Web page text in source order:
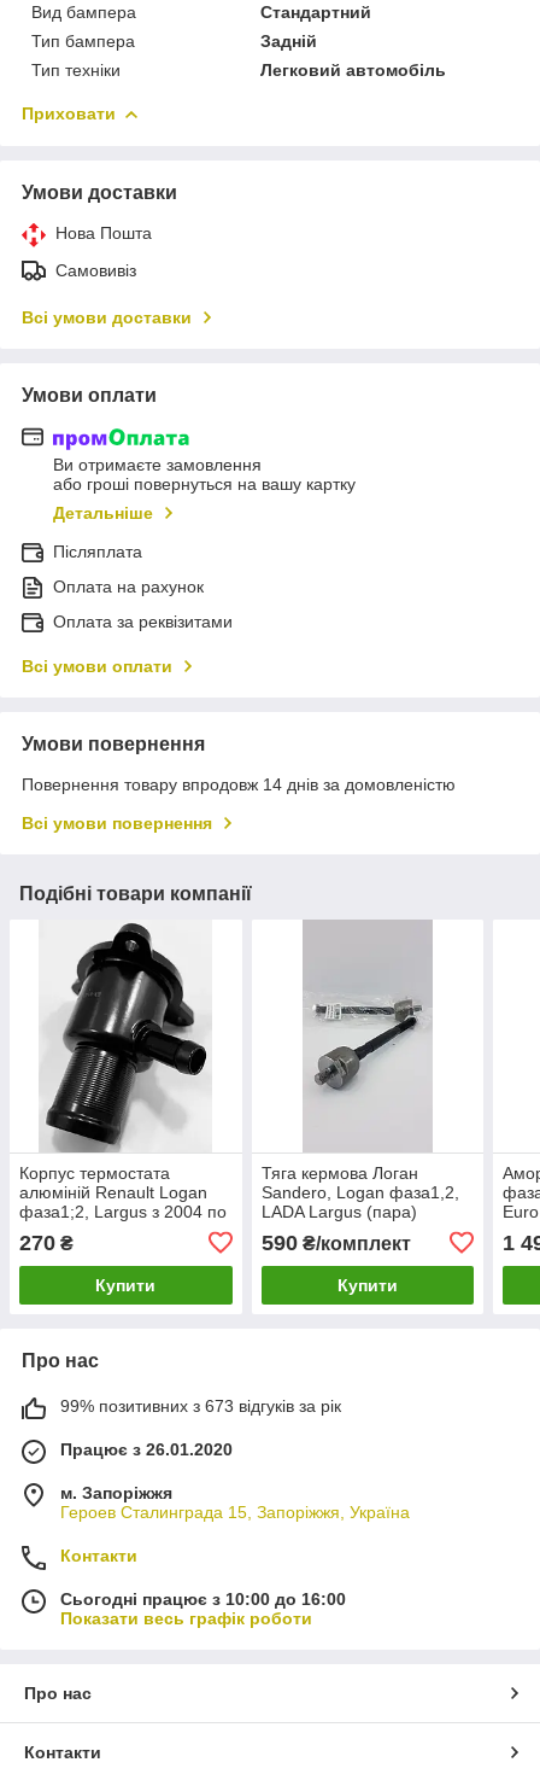
Вид бампера
Стандартний
Тип бампера
Задній
Тип техніки
Легковий автомобіль
Приховати
Умови доставки
Нова Пошта
Самовивіз
Всі умови доставки
Умови оплати
Ви отримаєте замовлення
або гроші повернуться на вашу картку
Детальніше
Післяплата
Оплата на рахунок
Оплата за реквізитами
Всі умови оплати
Умови повернення
Повернення товару впродовж 14 днів за домовленістю
Всі умови повернення
Подібні товари компанії
Корпус термостата
алюміній Renault Logan
фаза1;2, Largus з 2004 по
2013 г RENAULT EuroEx
Угорщина
270 ₴
Купити
Тяга кермова Логан
Sandero, Logan фаза1,2,
LADA Largus (пара)
590₴/комплект
Купити
1
Про нас
99% позитивних з 673 відгуків за рік
Працює з 26.01.2020
м. Запоріжжя
Героев Сталинграда 15, Запоріжжя, Україна
Контакти
Сьогодні працює з 10:00 до 16:00
Показати весь графік роботи
Про нас
Контакти